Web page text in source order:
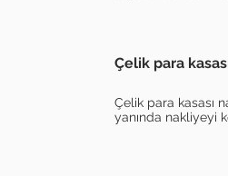
Çelik para
Çelik para kasası
yanında nakliyeyi